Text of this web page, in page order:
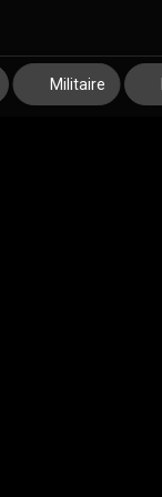
Militaire